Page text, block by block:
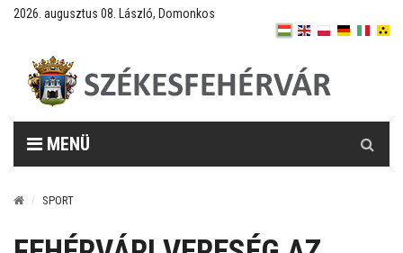
2026. augusztus 08. László, Domonkos
MENÜ
SPORT